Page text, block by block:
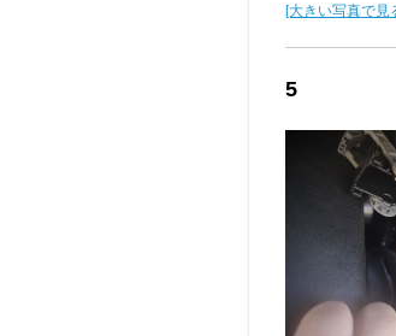
[大きい写真で見
5